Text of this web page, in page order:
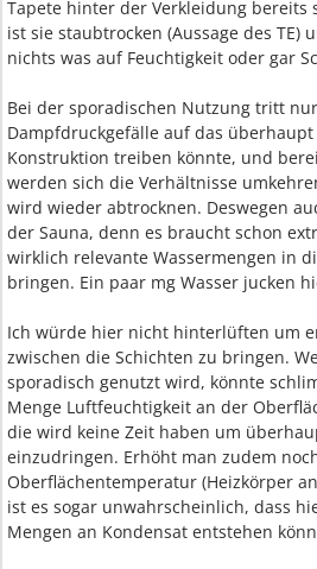
Tapete hinter der Verkleidung bereits
ist sie staubtrocken (Aussage des TE)
nichts was auf Feuchtigkeit oder gar
Bei der sporadischen Nutzung tritt
Dampfdruckgefälle auf das
Konstruktion treiben könnte, und
werden sich die Verhältnisse
wird wieder abtrocknen. Deswegen
der Sauna, denn es braucht schon
wirklich relevante Wassermengen in
bringen. Ein paar mg Wasser jucken
Ich würde hier nicht hinterlüften um
zwischen die Schichten zu bringen.
sporadisch genutzt wird, könnte
Menge Luftfeuchtigkeit an der
die wird keine Zeit haben um
einzudringen. Erhöht man zudem
Oberflächentemperatur (Heizkörper
ist es sogar unwahrscheinlich, dass
Mengen an Kondensat entstehen